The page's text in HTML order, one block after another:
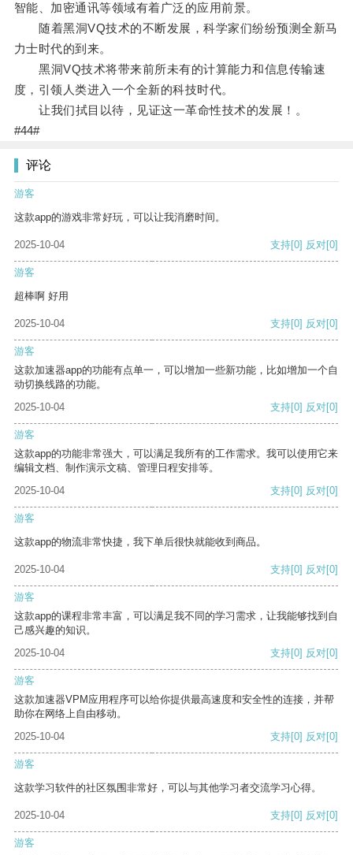
智能、加密通讯等领域有着广泛的应用前景。
随着黑洞VQ技术的不断发展，科学家们纷纷预测全新马
力士时代的到来。
黑洞VQ技术将带来前所未有的计算能力和信息传输速
度，引领人类进入一个全新的科技时代。
让我们拭目以待，见证这一革命性技术的发展！。
#44#
评论
游客
这款app的游戏非常好玩，可以让我消磨时间。
2025-10-04 支持[0] 反对[0]
游客
超棒啊 好用
2025-10-04 支持[0] 反对[0]
游客
这款加速器app的功能有点单一，可以增加一些新功能，比如增加一个自
动切换线路的功能。
2025-10-04
支持[0] 反对[0]
游客
这款app的功能非常强大，可以满足我所有的工作需求。我可以使用它来
编辑文档、制作演示文稿、管理日程安排等。
2025-10-04
支持[0] 反对[0]
游客
这款app的物流非常快捷，我下单后很快就能收到商品。
2025-10-04 支持[0] 反对[0]
游客
这款app的课程非常丰富，可以满足我不同的学习需求，让我能够找到自
己感兴趣的知识。
2025-10-04
支持[0] 反对[0]
游客
这款加速器VPM应用程序可以给你提供最高速度和安全性的连接，并帮
助你在网络上自由移动。
2025-10-04
支持[0] 反对[0]
游客
这款学习软件的社区氛围非常好，可以与其他学习者交流学习心得。
2025-10-04 支持[0] 反对[0]
游客